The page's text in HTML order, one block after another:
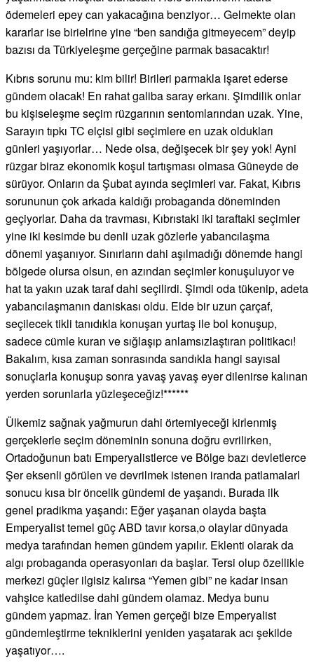
ödemeleri epey can yakacağına benziyor… Gelmekte olan
kararlar ise birielrine yine “ben sandığa gitmeyecem” deyip
bazısı da Türkiyeleşme gerçeğine parmak basacaktır!
Kıbrıs sorunu mu: kim bilir! Birileri parmakla işaret ederse
gündem olacak! En rahat galiba saray erkanı. Şimdilik onlar
bu kişiseleşme seçim rüzgarının sentomlarından uzak. Yine,
Sarayın tıpkı TC elçisi gibi seçimlere en uzak oldukları
günleri yaşıyorlar… Nede olsa, değişecek bir şey yok! Ayni
rüzgar biraz ekonomik koşul tartışması olmasa Güneyde de
sürüyor. Onların da Şubat ayında seçimleri var. Fakat, Kıbrıs
sorununun çok arkada kaldığı probaganda döneminden
geçiyorlar. Daha da travması, Kıbrıstaki iki taraftaki seçimler
yine iki kesimde bu denli uzak gözlerle yabancılaşma
dönemi yaşanıyor. Sınırların dahi aşılmadığı dönemde hangi
bölgede olursa olsun, en azından seçimler konuşuluyor ve
hat ta yakın uzak taraf dahi seçilirdi. Şimdi oda tükenip, adeta
yabancılaşmanın daniskası oldu. Elde bir uzun çarçaf,
seçilecek tikli tanıdıkla konuşan yurtaş ile bol konuşup,
sadece cümle kuran ve sığlaşıp anlamsızlaştıran politikacı!
Bakalım, kısa zaman sonrasında sandıkla hangi sayısal
sonuçlarla konuşup sonra yavaş yavaş eyer dilenirse kalınan
yerden sorunlarla yüzleşeceğiz!******
Ülkemiz sağnak yağmurun dahi örtemiyeceği kirlenmiş
gerçeklerle seçim döneminin sonuna doğru evrilirken,
Ortadoğunun batı Emperyalistlerce ve Bölge bazı devletlerce
Şer eksenli görülen ve devrilmek istenen iranda patlamalarl
sonucu kısa bir öncelik gündemi de yaşandı. Burada ilk
genel pradikma yaşandı: Eğer yaşanan olayda başta
Emperyalist temel güç ABD tavır korsa,o olaylar dünyada
medya tarafından hemen gündem yapılır. Eklenti olarak da
algı probaganda operasyonları da başlar. Tersi olup özellikle
merkezi güçler ilgisiz kalırsa “Yemen gibi” ne kadar insan
vahşice katledilse dahi gündem olamaz. Medya bunu
gündem yapmaz. İran Yemen gerçeği bize Emperyalist
gündemleştirme tekniklerini yeniden yaşatarak acı şekilde
yaşatıyor….